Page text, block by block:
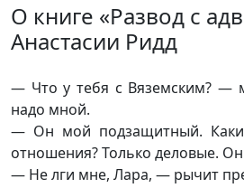
О книге «Развод с
Анастасии Ридд
— Что у тебя с Вяземским? —
надо мной.
— Он мой подзащитный.
отношения? Только деловые.
— Не лги мне, Лара, — рычит